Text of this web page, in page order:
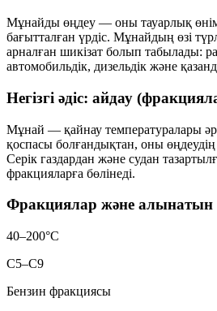
Мұнайды өңдеу — оны тауарлық
бағытталған үрдіс. Мұнайдың өзі
арналған шикізат болып табылады:
автомобильдік, дизельдік және
Негізгі әдіс: айдау
Мұнай — қайнау температуралары
қоспасы болғандықтан, оны өңдеудің
Серік газдардан және судан
фракцияларға бөлінеді.
Фракциялар және алынатын
40–200°C
C5–C9
Бензин фракциясы